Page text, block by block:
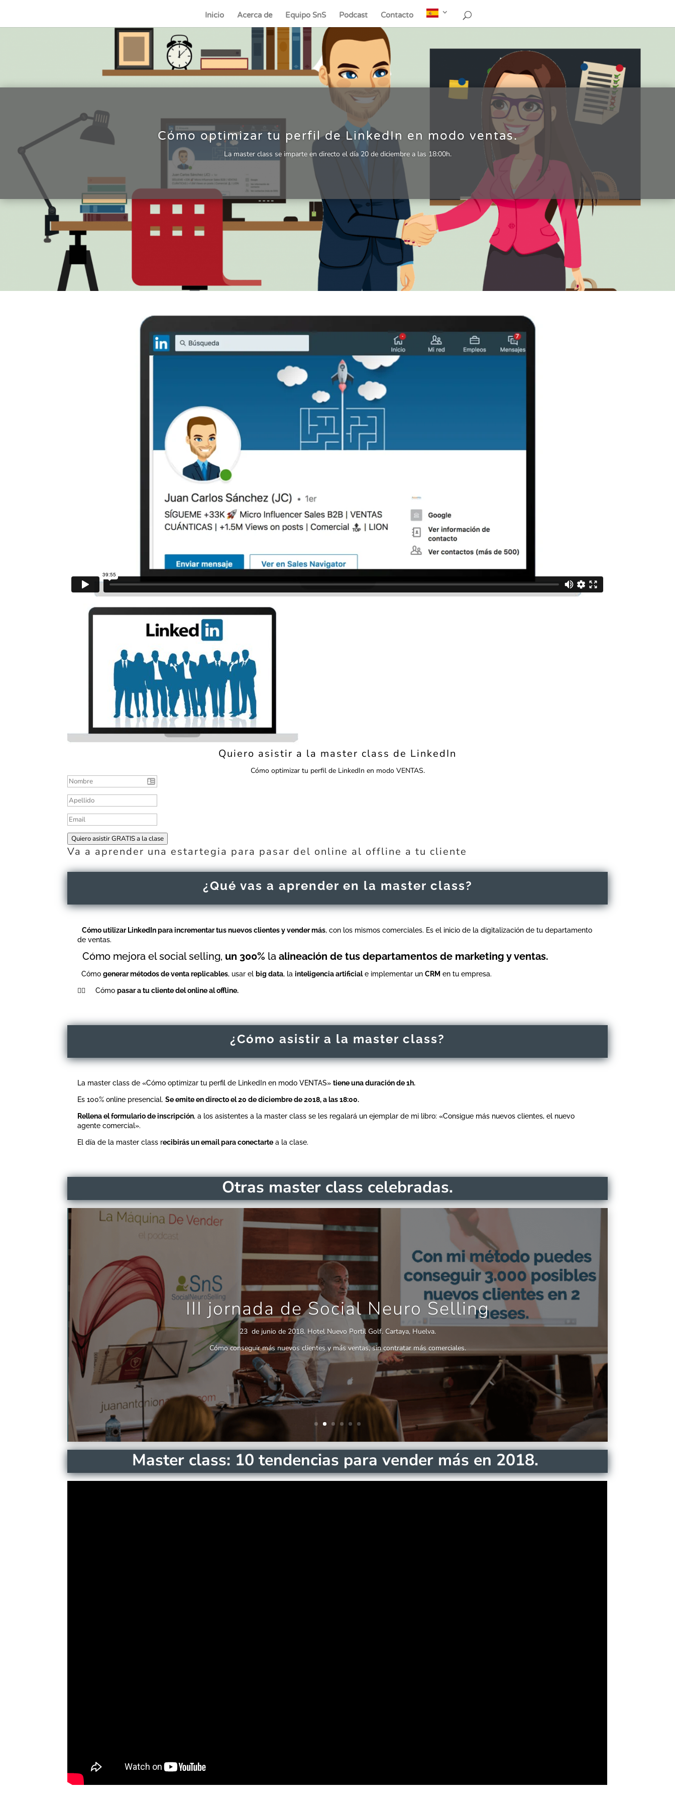
Inicio Acerca de Equipo SnS Podcast Contacto
Cómo optimizar tu perfil de LinkedIn en modo ventas.
La master class se imparte en directo el día 20 de diciembre a las 18:00h.
Quiero asistir a la master class de LinkedIn
Cómo optimizar tu perfil de LinkedIn en modo VENTAS.
Quiero asistir GRATIS a la clase
Va a aprender una estartegia para pasar del online al offline a tu cliente
¿Qué vas a aprender en la master class?
Cómo utilizar LinkedIn para incrementar tus nuevos clientes y vender más, con los mismos comerciales. Es el inicio de la digitalización de tu departamento
de ventas.
Cómo mejora el social selling, un 300% laalineación de tus departamentos de marketing y ventas.
Cómogenerar métodos de venta replicables, usar elbig data, lainteligencia artificiale implementar unCRM en tu empresa.
👉🏼Cómopasar a tu cliente del online al offline.
¿Cómo asistir a la master class?
La master class de «Cómo optimizar tu perfil de LinkedIn en modo VENTAS»tiene una duración de 1h.
Es 100% online presencial.Se emite en directo el 20 de diciembre de 2018, a las 18:00.
Rellena el formulario de inscripción, a los asistentes a la master class se les regalará un ejemplar de mi libro: «Consigue más nuevos clientes, el nuevo
agente comercial».
El día de la master class recibirás un email para conectarte a la clase.
Otras master class celebradas.
III jornada de Social Neuro Selling
23 de junio de 2018. Hotel Nuevo Portil Golf. Cartaya, Huelva.
Cómo conseguir más nuevos clientes y más ventas, sin contratar más comerciales.
Master class: 10 tendencias para vender más en 2018.